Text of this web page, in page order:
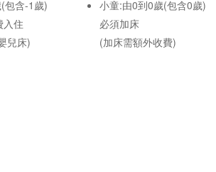
包含-1歲)
入住
兒床)
小童:由0到0歲(包含0歲)
必須加床
(加床需額外收費)